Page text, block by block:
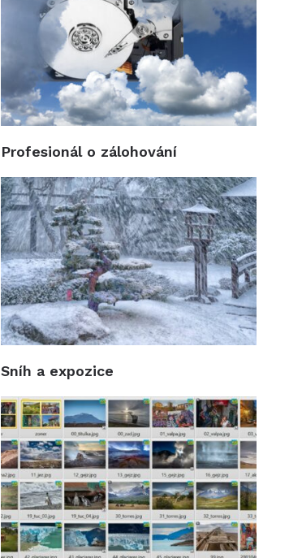
Profesionál o zálohování
Sníh a expozice